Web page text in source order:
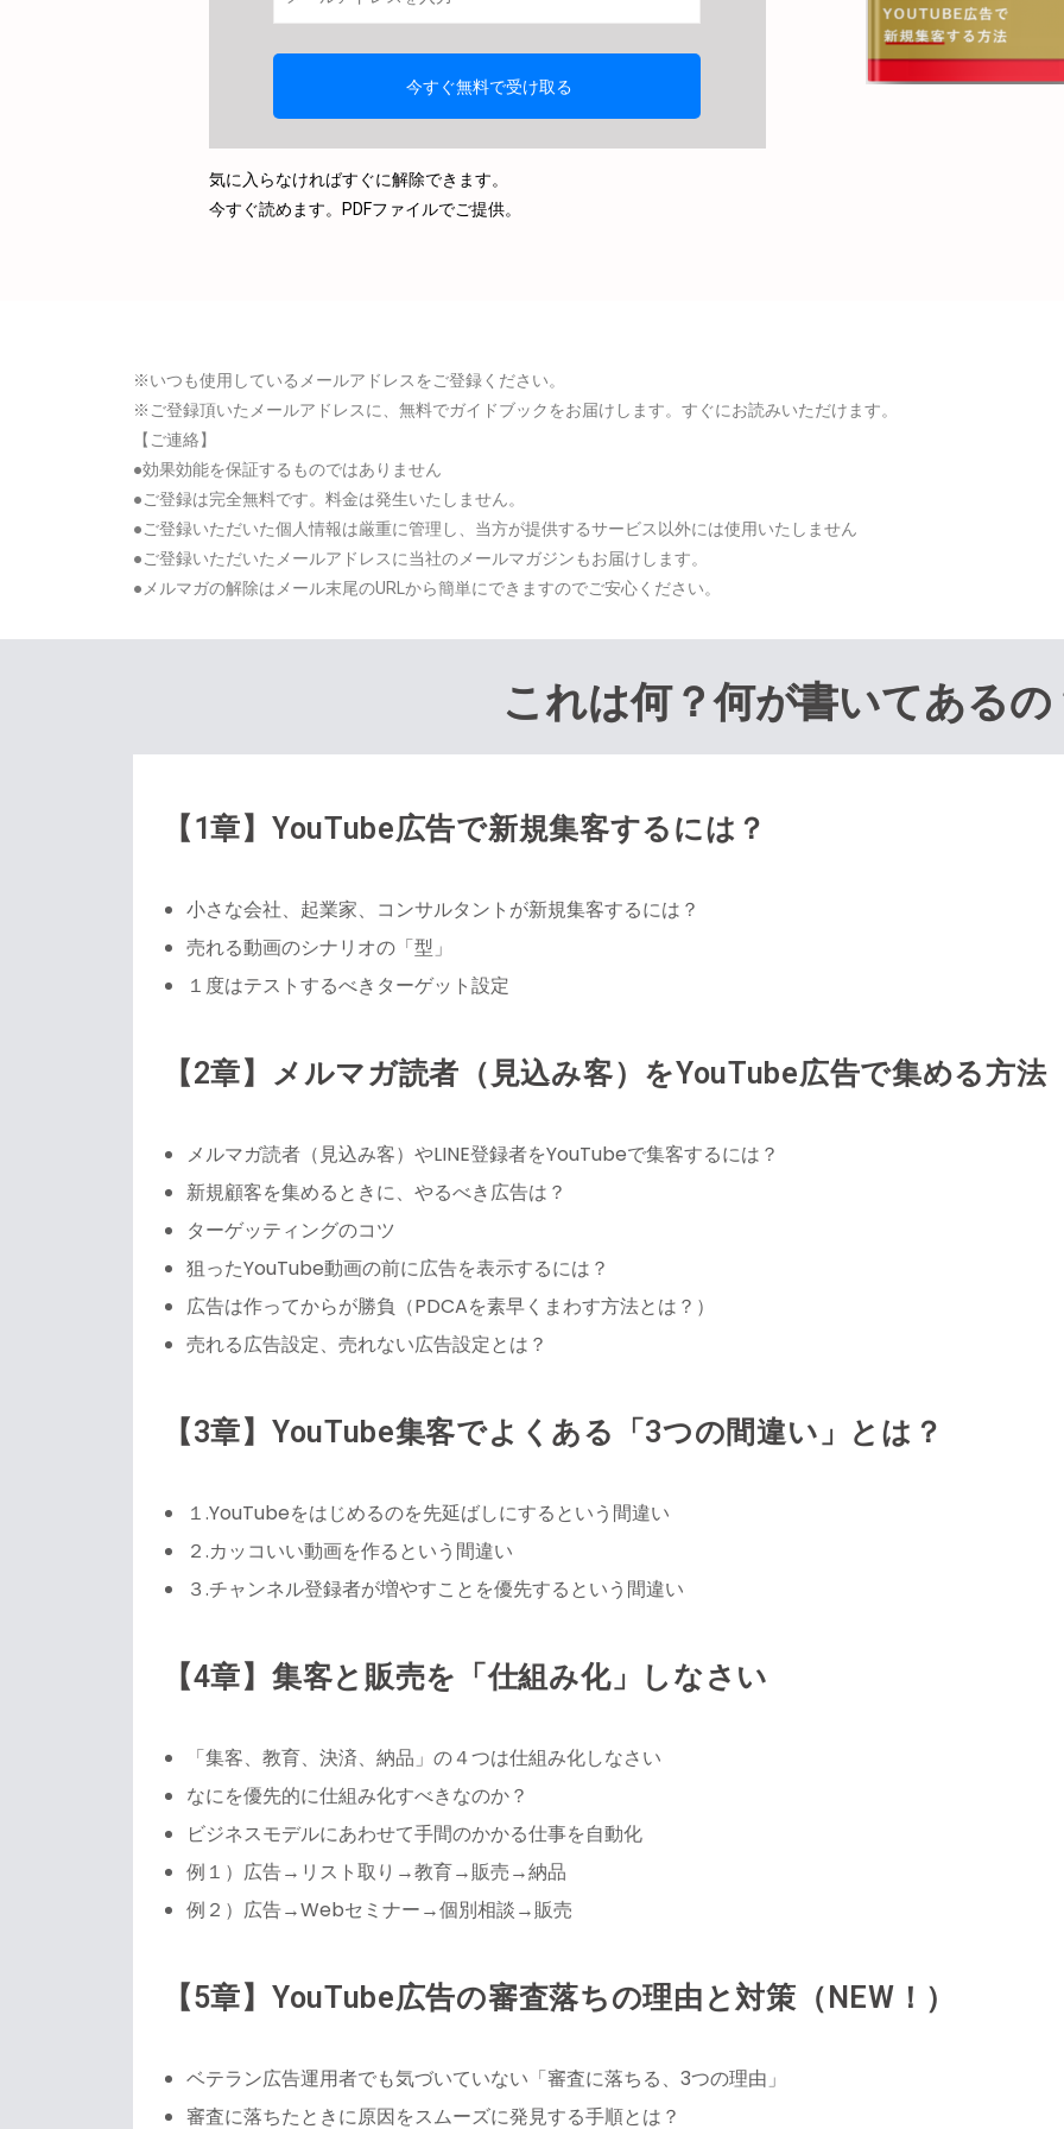
気に入らなければすぐに解除できます。
今すぐ読めます。PDFファイルでご提供。
※いつも使用しているメールアドレスをご登録ください。
※ご登録頂いたメールアドレスに、無料でガイドブックをお届けします。すぐにお読みいただけます。
【ご連絡】
●効果効能を保証するものではありません
●ご登録は完全無料です。料金は発生いたしません。
●ご登録いただいた個人情報は厳重に管理し、当方が提供するサービス以外には使用いたしません
●ご登録いただいたメールアドレスに当社のメールマガジンもお届けします。
●メルマガの解除はメール末尾のURLから簡単にできますのでご安心ください。
これは何？何が書いてあるの
【1章】YouTube広告で新規集客するには？
小さな会社、起業家、コンサルタントが新規集客するには？
売れる動画のシナリオの「型」
１度はテストするべきターゲット設定
【2章】メルマガ読者（見込み客）をYouTube広告で集める方法
メルマガ読者（見込み客）やLINE登録者をYouTubeで集客するには？
新規顧客を集めるときに、やるべき広告は？
ターゲッティングのコツ
狙ったYouTube動画の前に広告を表示するには？
広告は作ってからが勝負（PDCAを素早くまわす方法とは？）
売れる広告設定、売れない広告設定とは？
【3章】YouTube集客でよくある「3つの間違い」とは？
１.YouTubeをはじめるのを先延ばしにするという間違い
２.カッコいい動画を作るという間違い
３.チャンネル登録者が増やすことを優先するという間違い
【4章】集客と販売を「仕組み化」しなさい
「集客、教育、決済、納品」の４つは仕組み化しなさい
なにを優先的に仕組み化すべきなのか？
ビジネスモデルにあわせて手間のかかる仕事を自動化
例１）広告→リスト取り→教育→販売→納品
例２）広告→Webセミナー→個別相談→販売
【5章】YouTube広告の審査落ちの理由と対策（NEW！）
ベテラン広告運用者でも気づいていない「審査に落ちる、3つの理由」
審査に落ちたときに原因をスムーズに発見する手順とは？